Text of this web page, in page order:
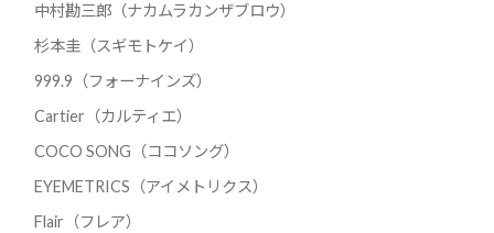
中村勘三郎（ナカムラカンザブロウ）
杉本圭（スギモトケイ）
999.9（フォーナインズ）
Cartier（カルティエ）
COCO SONG（ココソング）
EYEMETRICS（アイメトリクス）
Flair（フレア）